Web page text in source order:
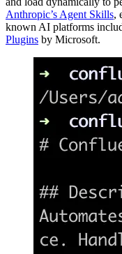
Anthropic’s Agent Skills,
known AI platforms
Plugins by Microsoft.